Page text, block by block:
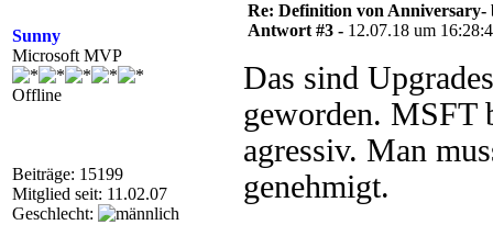
Sunny
Microsoft MVP
Offline
Beiträge: 15199
Mitglied seit: 11.02.07
Geschlecht:
Re: Definition von Anniversary-
Antwort #3 - 12.07.18 um
Das sind
geworden. MSFT
agressiv. Man
genehmigt.